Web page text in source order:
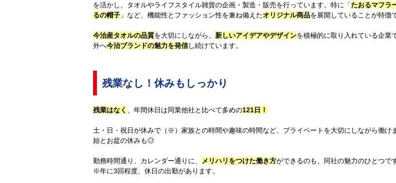
を活かし、タオルやライフスタイル雑貨の企画・製造・販売を行っています。特に「たおるマフラ
るの帽子 」など、機能性とファッション性を兼ね備えたオリジナル商品を展開していることが特徴
今治産タオルの品質を大切にしながら、 新しいアイデアやデザインを積極的に取り入れている企業
外へ今治ブランドの魅力を発信し続けています。
残業なし！休みもしっかり
残業はなく 、年間休日は同業他社と比べて多めの121日！
土・日・祝日が休みで（※）家族との時間や趣味の時間など、プライベートを大切にしながら働け
始とお盆の休みも◎
勤務時間通り、カレンダー通りに、 メリハリをつけた働き方ができるのも、同社の魅力のひとつです
※年に3回程度、休日の出勤があります。